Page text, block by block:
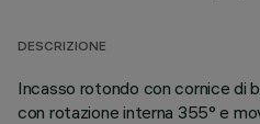
DESCRIZIONE
Incasso rotondo con cornice di
con rotazione interna 355° e